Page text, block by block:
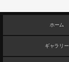
ホーム
ギャラリー